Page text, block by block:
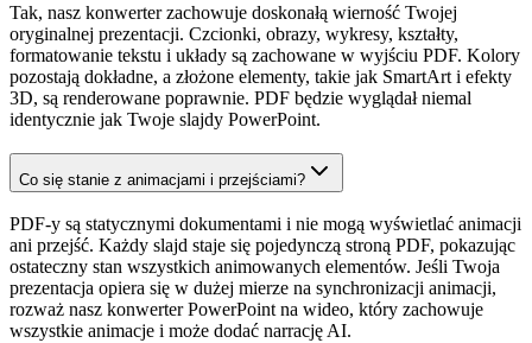
Tak, nasz konwerter zachowuje doskonałą wierność Twojej
oryginalnej prezentacji. Czcionki, obrazy, wykresy, kształty,
formatowanie tekstu i układy są zachowane w wyjściu PDF. Kolory
pozostają dokładne, a złożone elementy, takie jak SmartArt i efekty
3D, są renderowane poprawnie. PDF będzie wyglądał niemal
identycznie jak Twoje slajdy PowerPoint.
Co się stanie z animacjami i przejściami?
PDF-y są statycznymi dokumentami i nie mogą wyświetlać animacji
ani przejść. Każdy slajd staje się pojedynczą stroną PDF, pokazując
ostateczny stan wszystkich animowanych elementów. Jeśli Twoja
prezentacja opiera się w dużej mierze na synchronizacji animacji,
rozważ nasz konwerter PowerPoint na wideo, który zachowuje
wszystkie animacje i może dodać narrację AI.